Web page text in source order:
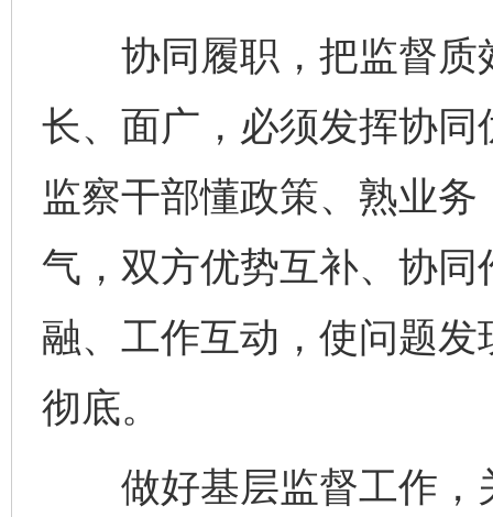
协同履职，把监督质
长、面广，必须发挥协
监察干部懂政策、熟业
气，双方优势互补、协
融、工作互动，使问题
彻底。
做好基层监督工作，